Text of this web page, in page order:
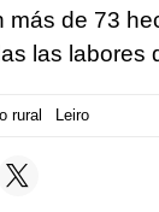
más de 73
las labores
rural Leiro